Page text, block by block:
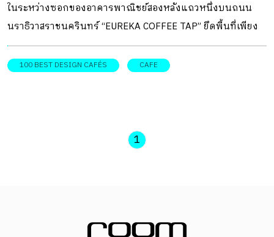
ในระหว่างซอกของอาคารพาณิชย์สองหลังแถวหนึ่งบนถนน
นราธิวาสราชนครินทร์ “EUREKA COFFEE TAP” ยึดพื้นที่เพียง
ไม่กี่ตารางเมตร ณ ที่นั้นเป็นที่ตั้งของร้านกาแฟนั่งสบาย
รองรับและช่วยผ่อนความคิดของพนักงานออฟฟิศและผู้คนที่
โฉมซอกตึกที่ว่างเปล่านี้ให้กลับมามีชีวิตชีวา ด้วยการใช้วัสดุ
ร้าน ช่วยให้แสงธรรมชาติสาดส่องทั่วถึงทั้งคาเฟ่ตลอดวัน โดยที่
100 BEST DESIGN CAFÉS CAFE
1